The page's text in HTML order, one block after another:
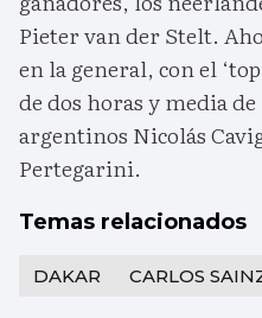
Pieter van der Stelt.
en la general, con el
de dos horas y media
argentinos Nicolás
Pertegarini.
Temas relacionados
DAKAR CARLOS